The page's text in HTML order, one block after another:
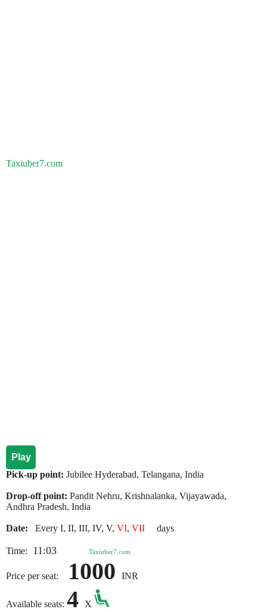
Taxiuber7.com
Play
Pick-up point: Jubilee Hyderabad, Telangana, India
Drop-off point: Pandit Nehru, Krishnalanka, Vijayawada,
Andhra Pradesh, India
Date: Every I, II, III, IV, V, VI, VII days
Time: 11:03 Taxiuber7.com
Price per seat: 1000 INR
Available seats: 4
X